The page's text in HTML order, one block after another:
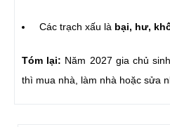
Các trạch xấu là bại, hư,
Tóm lại: Năm 2027 gia chủ
thì mua nhà, làm nhà hoặc sửa